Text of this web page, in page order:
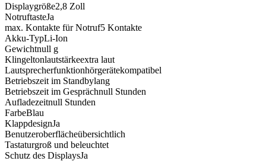
Displaygröße2,8 Zoll
NotruftasteJa
max. Kontakte für Notruf5 Kontakte
Akku-TypLi-Ion
Gewichtnull g
Klingeltonlautstärkeextra laut
Lautsprecherfunktionhörgerätekompatibel
Betriebszeit im Standbylang
Betriebszeit im Gesprächnull Stunden
Aufladezeitnull Stunden
FarbeBlau
KlappdesignJa
Benutzeroberflächeübersichtlich
Tastaturgroß und beleuchtet
Schutz des DisplaysJa